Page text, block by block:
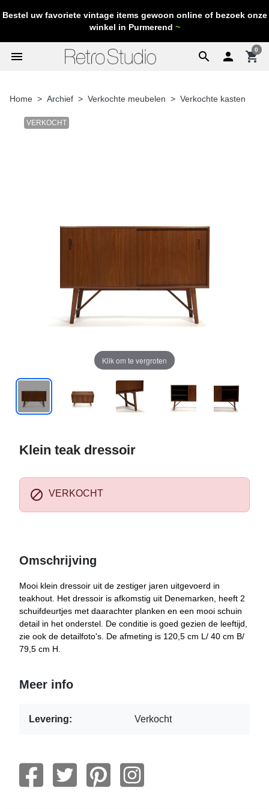
Bestel uw favoriete vintage items gewoon online of bezoek onze
winkel in Purmerend ~
search
menu  shopping_cart
0
Home Archief Verkochte meubelen Verkochte kasten
VERKOCHT
Klik om te vergroten
Klein teak dressoir
 VERKOCHT
Omschrijving
Mooi klein dressoir uit de zestiger jaren uitgevoerd in
teakhout. Het dressoir is afkomstig uit Denemarken, heeft 2
schuifdeurtjes met daarachter planken en een mooi schuin
detail in het onderstel. De conditie is goed gezien de leeftijd,
zie ook de detailfoto's. De afmeting is 120,5 cm L/ 40 cm B/
79,5 cm H.
Meer info
Levering: Verkocht